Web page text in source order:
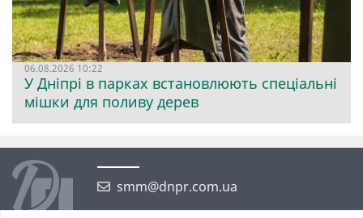
06.08.2026 10:22
У Дніпрі в парках встановлюють спеціальні
мішки для поливу дерев
smm@dnpr.com.ua